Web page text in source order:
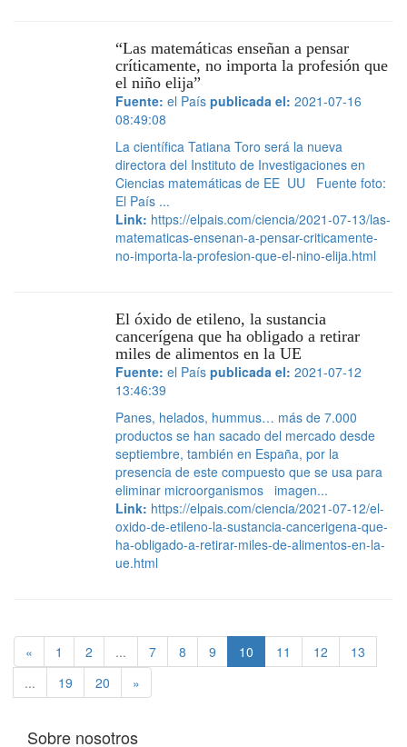
“Las matemáticas enseñan a pensar
críticamente, no importa la profesión que
el niño elija”
Fuente: el País publicada el: 2021-07-16
08:49:08
La científica Tatiana Toro será la nueva
directora del Instituto de Investigaciones en
Ciencias matemáticas de EE UU Fuente foto:
El País ...
Link: https://elpais.com/ciencia/2021-07-13/las-
matematicas-ensenan-a-pensar-criticamente-
no-importa-la-profesion-que-el-nino-elija.html
El óxido de etileno, la sustancia
cancerígena que ha obligado a retirar
miles de alimentos en la UE
Fuente: el País publicada el: 2021-07-12
13:46:39
Panes, helados, hummus… más de 7.000
productos se han sacado del mercado desde
septiembre, también en España, por la
presencia de este compuesto que se usa para
eliminar microorganismos imagen...
Link: https://elpais.com/ciencia/2021-07-12/el-
oxido-de-etileno-la-sustancia-cancerigena-que-
ha-obligado-a-retirar-miles-de-alimentos-en-la-
ue.html
« 1 2 ... 7 8 9 10 11 12
13
...
19 20 »
Sobre nosotros